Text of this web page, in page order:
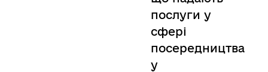
послуги у
сфері
посередництва
у